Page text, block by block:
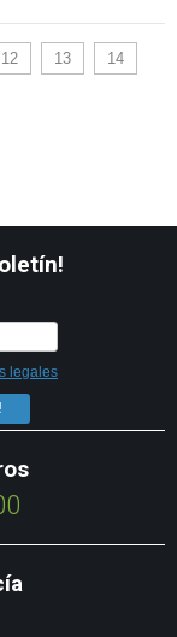
12 13
14
legales